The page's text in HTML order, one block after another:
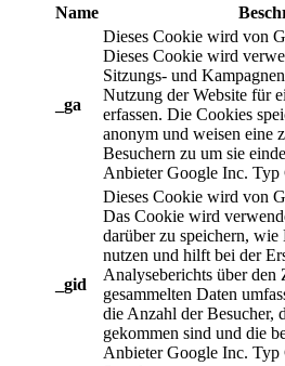
Name
_ga
Dieses Cookie wird von
Dieses Cookie wird
Sitzungs- und
Nutzung der Website für
erfassen. Die Cookies
anonym und weisen eine
Besuchern zu um sie
Anbieter Google Inc. Typ
_gid
Dieses Cookie wird von
Das Cookie wird
darüber zu speichern, wie
nutzen und hilft bei der
Analyseberichts über den
gesammelten Daten
die Anzahl der Besucher,
gekommen sind und die
Anbieter Google Inc. Typ